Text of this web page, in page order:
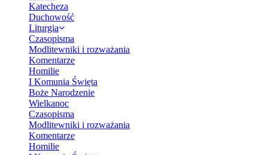
Katecheza
Duchowość
Liturgia
Czasopisma
Modlitewniki i rozważania
Komentarze
Homilie
I Komunia Święta
Boże Narodzenie
Wielkanoc
Czasopisma
Modlitewniki i rozważania
Komentarze
Homilie